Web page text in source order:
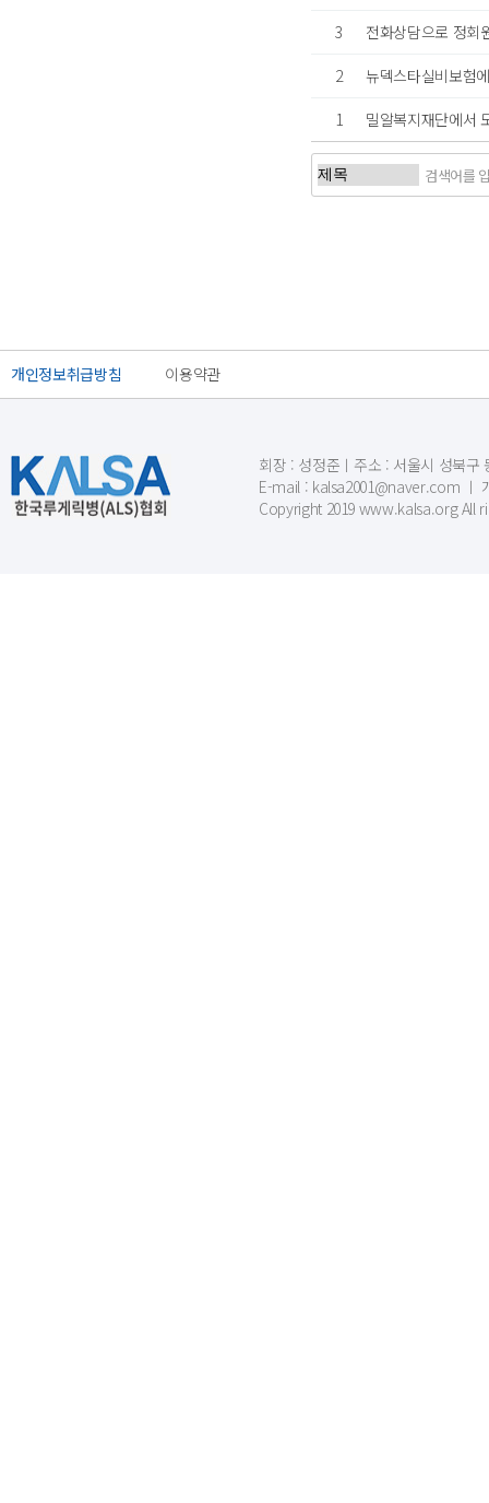
3
전화상담으로 정회
2
뉴덱스타실비보험
1
밀알복지재단에서
개인정보취급방침 이용약관
회장 : 성정준ㅣ주소 : 서울시 성북구
E-mail : kalsa2001@naver.com ㅣ
Copyright 2019 www.kalsa.org All